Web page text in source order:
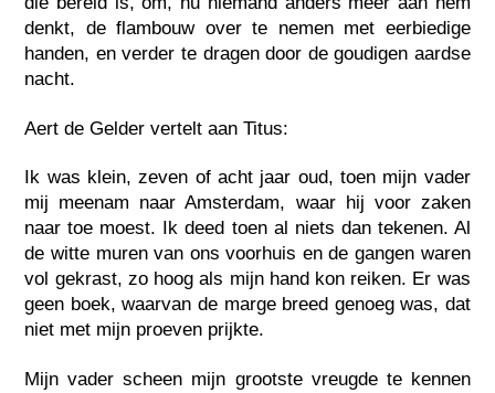
denkt, de flambouw over te nemen met eerbiedige
handen, en verder te dragen door de goudigen aardse
nacht.
Aert de Gelder vertelt aan Titus:
Ik was klein, zeven of acht jaar oud, toen mijn vader
mij meenam naar Amsterdam, waar hij voor zaken
naar toe moest. Ik deed toen al niets dan tekenen. Al
de witte muren van ons voorhuis en de gangen waren
vol gekrast, zo hoog als mijn hand kon reiken. Er was
geen boek, waarvan de marge breed genoeg was, dat
niet met mijn proeven prijkte.
Mijn vader scheen mijn grootste vreugde te kennen